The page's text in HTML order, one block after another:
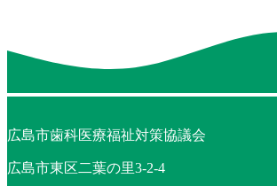
広島市歯科医療福祉対策協議会
広島市東区二葉の里3-2-4